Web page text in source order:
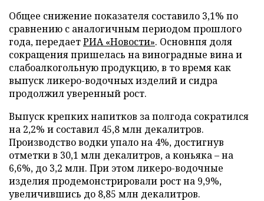
Общее снижение показателя составило 3,1% по
сравнению с аналогичным периодом прошлого
года, передаетРИА «Новости». Основнпя доля
сокращения пришелась на виноградные вина и
слабоалкогольную продукцию, в то время как
выпуск ликеро-водочных изделий и сидра
продолжил уверенный рост.
Выпуск крепких напитков за полгода сократился
на 2,2% и составил 45,8 млн декалитров.
Производство водки упало на 4%, достигнув
отметки в 30,1 млн декалитров, а коньяка – на
6,6%, до 3,2 млн. При этом ликеро-водочные
изделия продемонстрировали рост на 9,9%,
увеличившись до 8,85 млн декалитров.